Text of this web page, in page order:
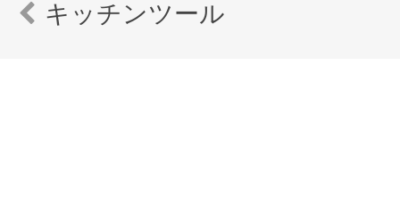
キッチンツール